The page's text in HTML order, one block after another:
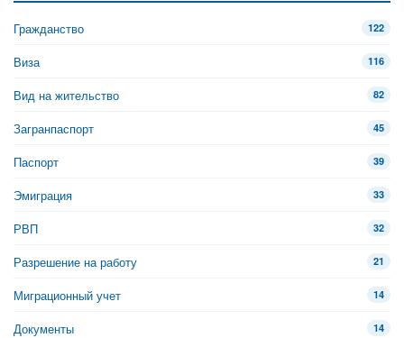
Гражданство 122
Виза 116
Вид на жительство 82
Загранпаспорт 45
Паспорт 39
Эмиграция 33
РВП 32
Разрешение на работу 21
Миграционный учет 14
Документы 14